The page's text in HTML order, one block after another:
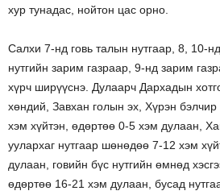
хур тунадас, нойтон цас орно.
Салхи 7-нд говь талын нутгаар, 8, 10-
нутгийн зарим газраар, 9-нд зарим
хүрч ширүүснэ. Дулаарч Дархадын
хөндий, Завхан голын эх, Хүрэн
хэм хүйтэн, өдөртөө 0-5 хэм дулаан,
уулархаг нутгаар шөнөдөө 7-12 хэм
дулаан, говийн бүс нутгийн өмнөд
өдөртөө 16-21 хэм дулаан, бусад